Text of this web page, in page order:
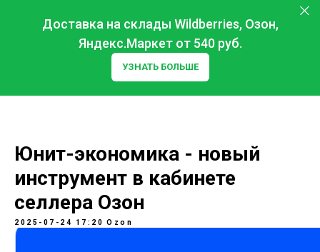
Доставка на склады Wildberries, Озон,
Яндекс.Маркет от 540 руб.
УЗНАТЬ БОЛЬШЕ
Юнит-экономика - новый
инструмент в кабинете
селлера Озон
2025-07-24 17:20 Ozon